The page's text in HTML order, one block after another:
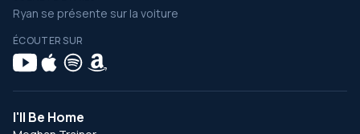
Ryan se présente sur la voiture
ÉCOUTER SUR
I'll Be Home